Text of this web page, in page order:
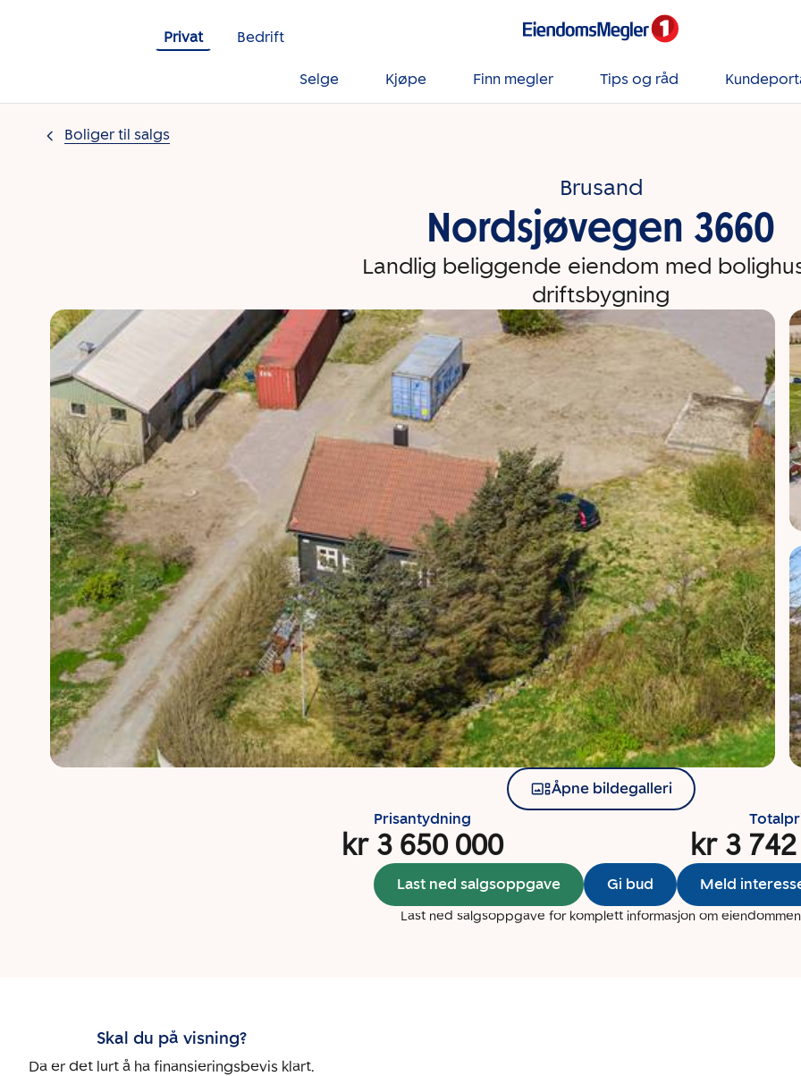
Privat
Bedrift
Selge Kjøpe Finn megler Tips og råd
Boliger til salgs
Brusand
Nordsjøvegen 3660
Landlig beliggende eiendom med
driftsbygning
Åpne bildegalleri
Prisantydning
kr 3 650 000 kr 3
Last ned salgsoppgave Gi bud Meld
Last ned salgsoppgave for komplett informasjon om eiendommen
Skal du på visning?
Da er det lurt å ha finansieringsbevis klart.